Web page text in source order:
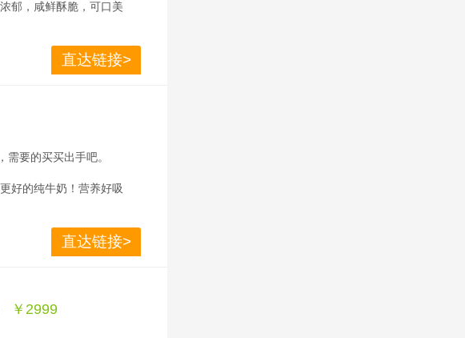
郁，咸鲜酥脆，可口美
直达链接>
要的买买出手吧。
好的纯牛奶！营养好吸
直达链接>
￥2999